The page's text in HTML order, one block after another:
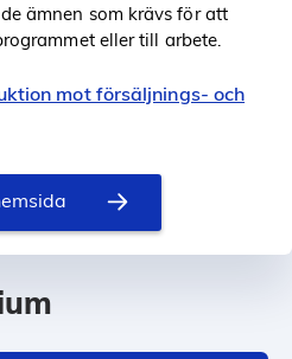
ämnen som krävs för att
eller till arbete.
mot försäljnings- och